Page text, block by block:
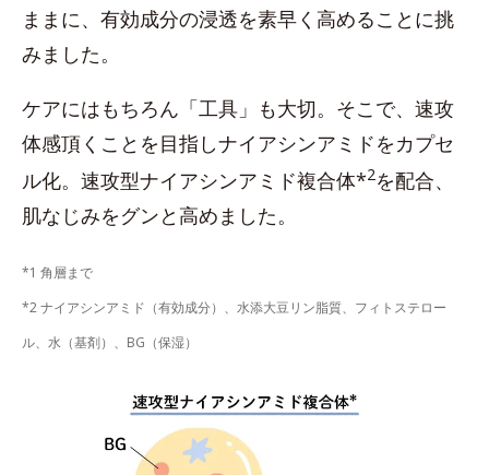
ままに、有効成分の浸透を素早く高めることに挑
みました。
ケアにはもちろん「工具」も大切。そこで、速攻
体感頂くことを目指しナイアシンアミドをカプセ
ル化。速攻型ナイアシンアミド複合体*2を配合、
肌なじみをグンと高めました。
*1 角層まで
*2 ナイアシンアミド（有効成分）、水添大豆リン脂質、フィトステロー
ル、水（基剤）、BG（保湿）